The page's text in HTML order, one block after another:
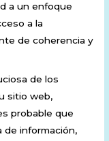
a un enfoque
a la
de coherencia y
de los
sitio web,
probable que
de información,